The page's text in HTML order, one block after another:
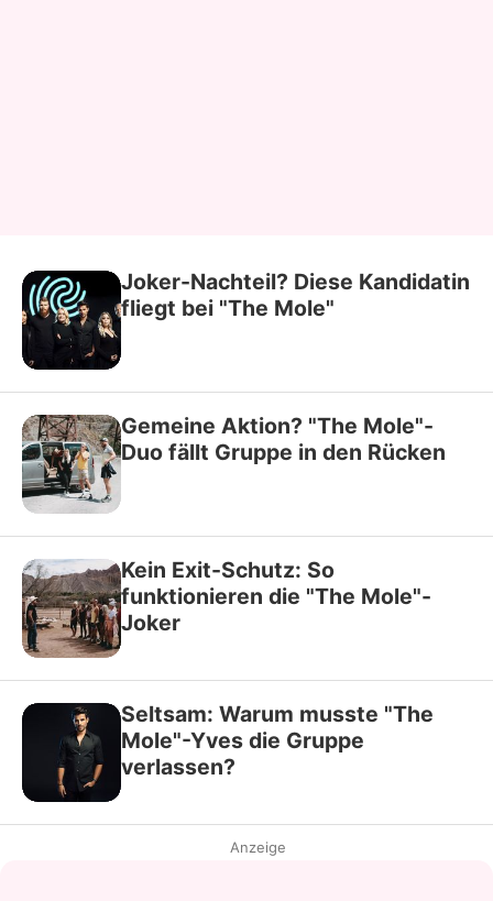
Joker-Nachteil? Diese Kandidatin
fliegt bei "The Mole"
Gemeine Aktion? "The Mole"-
Duo fällt Gruppe in den Rücken
Kein Exit-Schutz: So
funktionieren die "The Mole"-
Joker
Seltsam: Warum musste "The
Mole"-Yves die Gruppe
verlassen?
Anzeige